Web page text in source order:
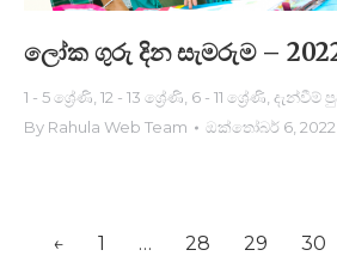
ලෝක ගුරු දින සැමරුම –
1 - 5 ශ්‍රේණි 12 - 13 ශ්‍රේණි 6 - 11 ශ්‍රේණි දැන්වීම්
By Rahula Web Team ඔක්තෝබර් 6, 2022
← 1 … 28 29 30